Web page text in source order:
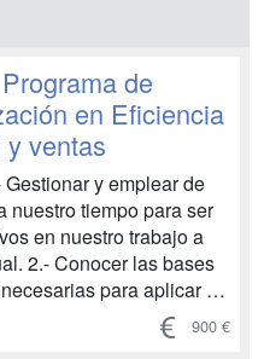
de
en Eficiencia
ventas
y emplear de
nuestro tiempo para ser
en nuestro trabajo a
2.- Conocer las bases
para aplicar a
de
Introducción, La
900 €